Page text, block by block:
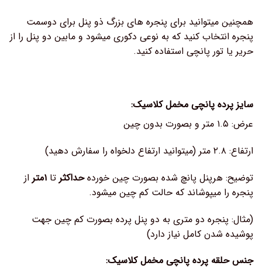
همچنین میتوانید برای پنجره های بزرگ ذو پنل برای دوسمت
پنجره انتخاب کنید که به نوعی دکوری میشود و مابین دو پنل را از
حریر یا تور پانچی استفاده کنید.
سایز پرده پانچی مخمل کلاسیک:
عرض: ۱.۵ متر و بصورت بدون چین
ارتفاع: ۲.۸ متر (میتوانید ارتفاع دلخواه را سفارش دهید)
توضیح: هرپنل پانچ شده بصورت چین خوردهحداکثر تا ۱متر
از
پنجره را میپوشاند که حالت کم چین میشود.
(مثال: پنجره دو متری به دو پنل پرده بصورت کم چین جهت
پوشیده شدن کامل نیاز دارد)
جنس حلقه پرده پانچی مخمل کلاسیک: